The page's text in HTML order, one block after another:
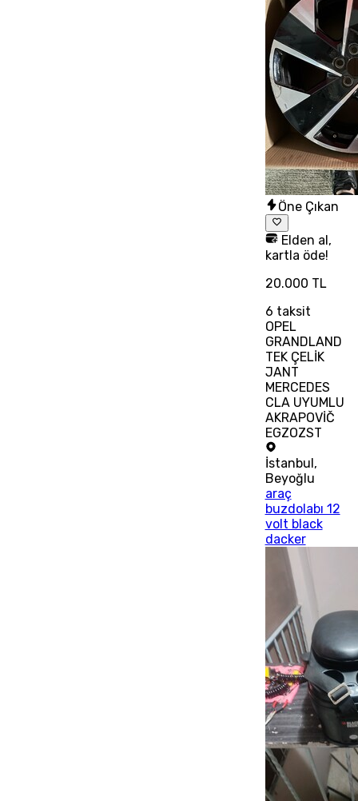
Öne Çıkan
Elden al,
kartla öde!
20.000 TL
6 taksit
OPEL
GRANDLAND
TEK ÇELİK
JANT
MERCEDES
CLA UYUMLU
AKRAPOVİČ
EGZOZST
İstanbul ,
Beyoğlu
araç
buzdolabı 12
volt black
dacker